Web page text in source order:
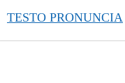
TESTO PRONUNCIA